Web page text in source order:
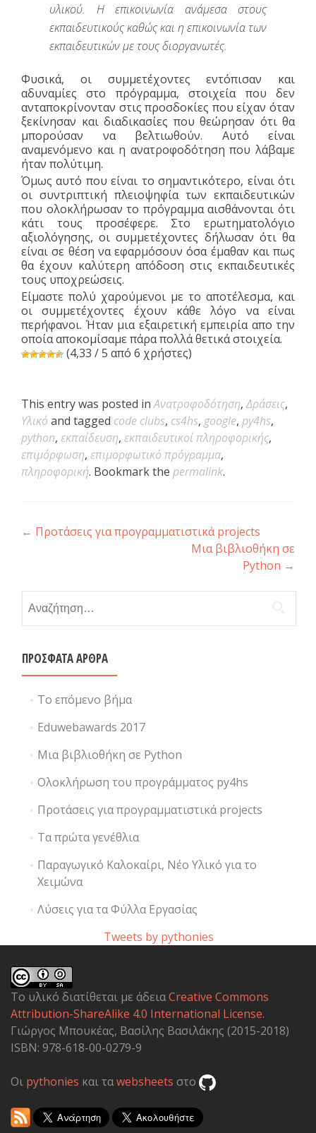
υλικού. Η επικοινωνία ανάμεσα στους
εκπαιδευτικούς καθώς και η επικοινωνία των
εκπαιδευτικών με τους διοργανωτές.
Φυσικά, οι συμμετέχοντες εντόπισαν και
αδυναμίες στο πρόγραμμα, στοιχεία που δεν
ανταποκρίνονταν στις προσδοκίες που είχαν όταν
ξεκίνησαν και διαδικασίες που θεώρησαν ότι θα
μπορούσαν να βελτιωθούν. Αυτό είναι
αναμενόμενο και η ανατροφοδότηση που λάβαμε
ήταν πολύτιμη.
Όμως αυτό που είναι το σημαντικότερο, είναι ότι
οι συντριπτική πλειοψηφία των εκπαιδευτικών
που ολοκλήρωσαν το πρόγραμμα αισθάνονται ότι
κάτι τους προσέφερε. Στο ερωτηματολόγιο
αξιολόγησης, οι συμμετέχοντες δήλωσαν ότι θα
είναι σε θέση να εφαρμόσουν όσα έμαθαν και πως
θα έχουν καλύτερη απόδοση στις εκπαιδευτικές
τους υποχρεώσεις.
Είμαστε πολύ χαρούμενοι με το αποτέλεσμα, και
οι συμμετέχοντες έχουν κάθε λόγο να είναι
περήφανοι. Ήταν μια εξαιρετική εμπειρία απο την
οποία αποκομίσαμε πάρα πολλά θετικά στοιχεία.
(4,33 / 5 από 6 χρήστες)
This entry was posted inΑνατροφοδότηση,Δράσεις,
Υλικό and tagged code clubs, cs4hs, google, py4hs,
python, εκπαίδευση, εκπαιδευτικοί πληροφορικής,
επιμόρφωση, επιμορφωτικό πρόγραμμα,
πληροφορική. Bookmark the permalink.
Post navigation
← Προτάσεις για προγραμματιστικά projects
Μια βιβλιοθήκη σε
Python →
Αναζήτηση για:
ΠΡΌΣΦΑΤΑ ΆΡΘΡΑ
Το επόμενο βήμα
Eduwebawards 2017
Μια βιβλιοθήκη σε Python
Ολοκλήρωση του προγράμματος py4hs
Προτάσεις για προγραμματιστικά projects
Τα πρώτα γενέθλια
Παραγωγικό Καλοκαίρι, Νέο Υλικό για το
Χειμώνα
Λύσεις για τα Φύλλα Εργασίας
Tweets by pythonies
Το υλικό διατίθεται με άδειαCreative Commons
Attribution-ShareAlike 4.0 International License.
Γιώργος Μπουκέας, Βασίλης Βασιλάκης (2015-2018)
ISBN: 978-618-00-0279-9
Οι pythonies και ταwebsheets στο